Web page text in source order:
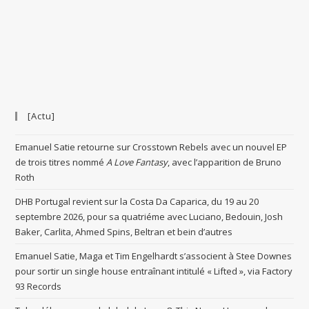
[Actu]
Emanuel Satie retourne sur Crosstown Rebels avec un nouvel EP
de trois titres nomméA Love Fantasy, avec l’apparition de Bruno
Roth
DHB Portugal revient sur la Costa Da Caparica, du 19 au 20
septembre 2026, pour sa quatriéme avec Luciano, Bedouin, Josh
Baker, Carlita, Ahmed Spins, Beltran et bein d’autres
Emanuel Satie, Maga et Tim Engelhardt s’associent à Stee Downes
pour sortir un single house entraînant intitulé « Lifted », via Factory
93 Records